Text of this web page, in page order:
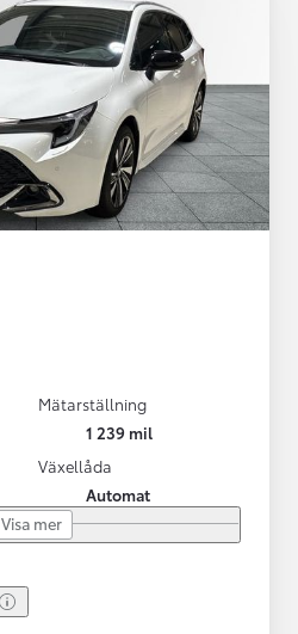
Mätarställning
1 239 mil
Växellåda
Automat
Visa mer